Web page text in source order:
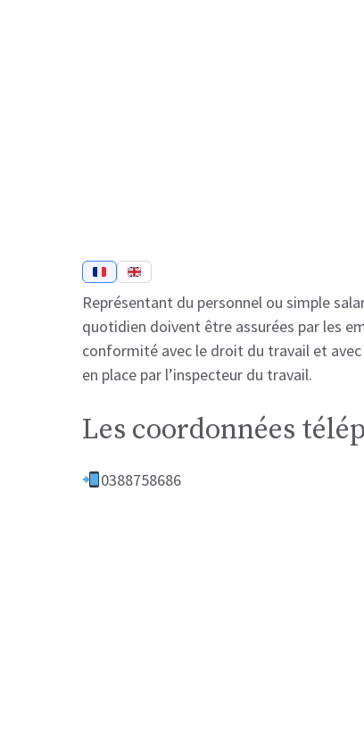
Représentant du personnel ou simple
quotidien doivent être assurées par les
conformité avec le droit du travail et
en place par l’inspecteur du travail.
Les coordonnées
0388758686